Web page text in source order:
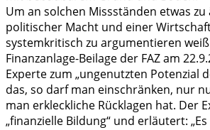
Um an solchen Missständen etwas
politischer Macht und einer
systemkritisch zu argumentieren
Finanzanlage-Beilage der FAZ am
Experte zum „ungenutzten Potenzial
das, so darf man einschränken, nur
man erkleckliche Rücklagen hat. Der
„finanzielle Bildung“ und erläutert: